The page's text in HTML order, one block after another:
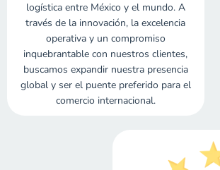
logística entre México y el mundo. A
través de la innovación, la excelencia
operativa y un compromiso
inquebrantable con nuestros clientes,
buscamos expandir nuestra presencia
global y ser el puente preferido para el
comercio internacional.